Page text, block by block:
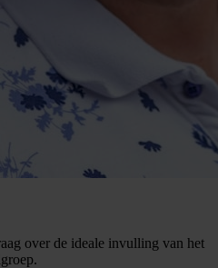
over de ideale invulling van het